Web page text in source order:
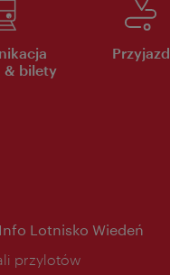
& bilety
Przyjazd
Lotnisko Wiedeń
przylotów